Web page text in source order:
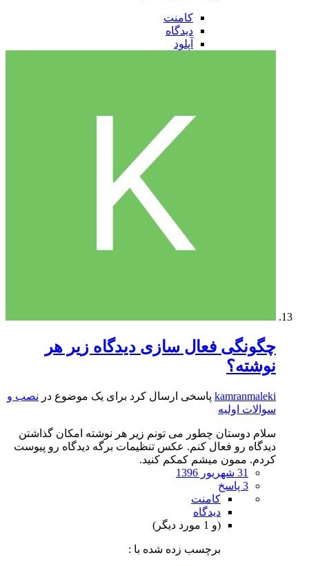
کامنت
دیدگاه
آپلود
چگونگی فعال سازی دیدگاه زیر هر
نوشته؟
kamranmaleki پاسخی ارسال کرد برای یک موضوع در نصب و
سوالات اولیه
سلام دوستان چطور می تونم زیر هر نوشته امکان گذاشتن
دیدگاه رو فعال کنم. عکس تنظیمات برگه دیدگاه رو پیوست
کردم. ممون میشم کمکم کنید.
31 شهریور 1396
3 پاسخ
کامنت
دیدگاه
(و 1 مورد دیگر)
برچسب زده شده با :